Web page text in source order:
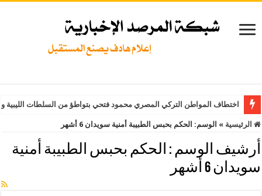
اختطاف المواطن التركي المصري محمود فتحي بتواطؤ من السلطات
الرئيسية » الوسم: الحكم بحبس الطبيبة أمنية سويدان 6 أشهر
أرشيف الوسم : الحكم بحبس الطبيبة أمنية
سويدان 6 أشهر